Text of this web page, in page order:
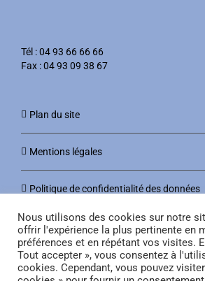
Tél : 04 93 66 66 66
Fax : 04 93 09 38 67
Plan du site
Mentions légales
Politique de confidentialité des données
Nous utilisons des cookies sur notre
offrir l'expérience la plus pertinente en
préférences et en répétant vos visites.
Tout accepter », vous consentez à
cookies. Cependant, vous pouvez